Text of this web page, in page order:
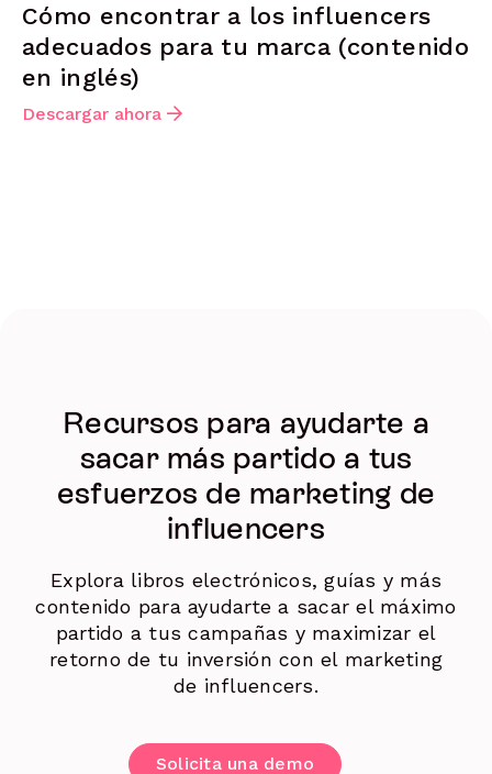
Cómo encontrar a los influencers
adecuados para tu marca (contenido
en inglés)
Descargar ahora
Recursos para ayudarte a
sacar más partido a tus
esfuerzos de marketing de
influencers
Explora libros electrónicos, guías y más
contenido para ayudarte a sacar el máximo
partido a tus campañas y maximizar el
retorno de tu inversión con el marketing
de influencers.
Solicita una demo